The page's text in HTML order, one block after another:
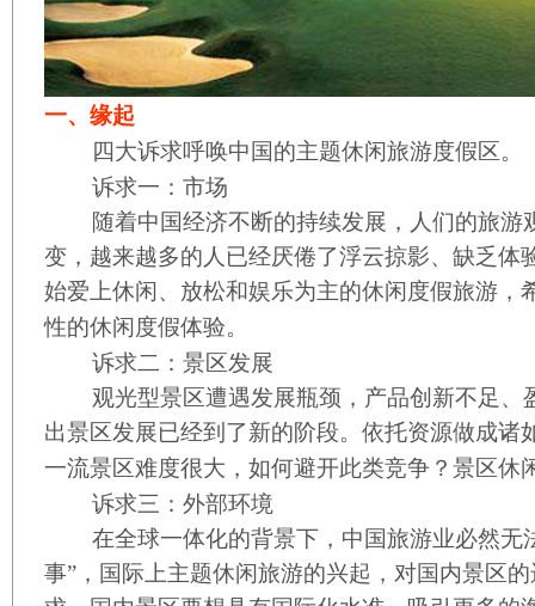
一、缘起
四大诉求呼唤中国的主题休闲旅游度假区。
诉求一：市场
随着中国经济不断的持续发展，人们的旅游
变，越来越多的人已经厌倦了浮云掠影、缺乏体
始爱上休闲、放松和娱乐为主的休闲度假旅游，
性的休闲度假体验。
诉求二：景区发展
观光型景区遭遇发展瓶颈，产品创新不足、
出景区发展已经到了新的阶段。依托资源做成诸
一流景区难度很大，如何避开此类竞争？景区休
诉求三：外部环境
在全球一体化的背景下，中国旅游业必然无
事”，国际上主题休闲旅游的兴起，对国内景区